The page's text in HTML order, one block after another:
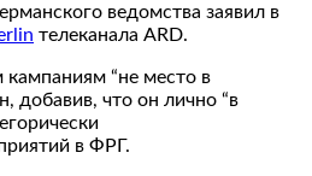
ведомства заявил в
телеканала ARD.
“не место в
добавив, что он лично “в
в ФРГ.